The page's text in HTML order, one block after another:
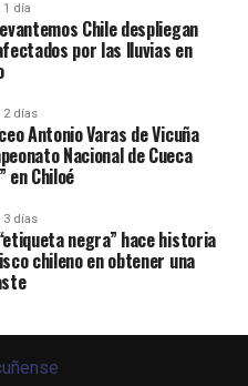
1 día
Chile despliegan
por las lluvias en
2 días
Antonio Varas de Vicuña
Nacional de Cueca
en Chiloé
3 días
negra” hace historia
chileno en obtener una